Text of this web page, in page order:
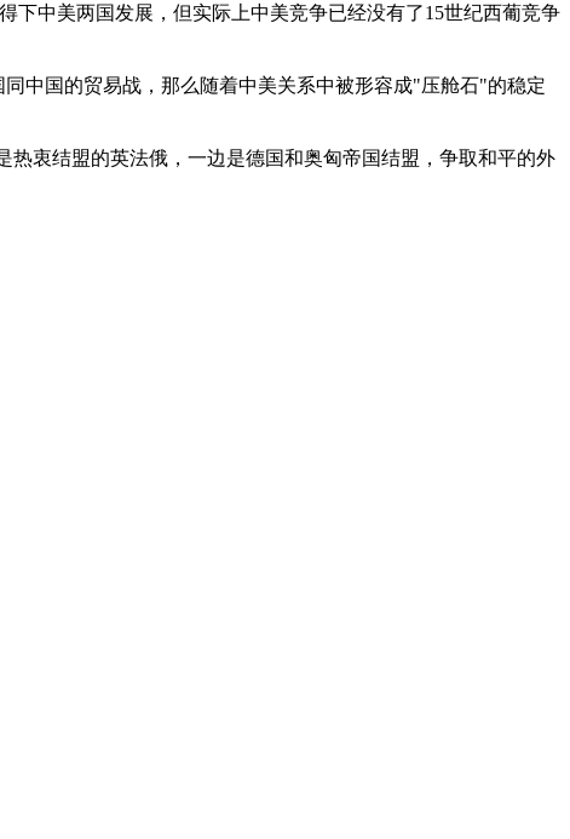
下中美两国发展，但实际上中美竞争已经没有了15世纪西葡竞争
中国的贸易战，那么随着中美关系中被形容成"压舱石"的稳定
衷结盟的英法俄，一边是德国和奥匈帝国结盟，争取和平的外